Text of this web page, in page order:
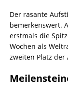
Der rasante
bemerkenswert.
erstmals die
Wochen als
zweiten Platz der